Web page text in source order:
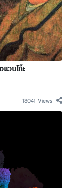
วนโก๊ะ
18041 Views